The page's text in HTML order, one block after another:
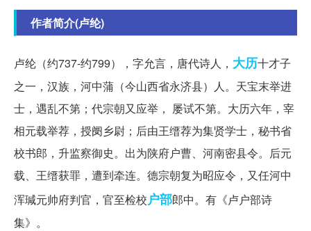
作者简介(卢纶)
卢纶（约737-约799），字允言，唐代诗人， 大历十才子
之一，汉族，河中蒲（今山西省永济县）人。天宝末举进
士，遇乱不第；代宗朝又应举， 屡试不第。大历六年，宰
相元载举荐，授阌乡尉；后由王缙荐为集贤学士，秘书省
校书郎，升监察御史。出为陕府户曹、河南密县令。后元
载、王缙获罪，遭到牵连。德宗朝复为昭应令，又任河中
浑瑊元帅府判官，官至检校户部郎中。有《卢户部诗
集》。